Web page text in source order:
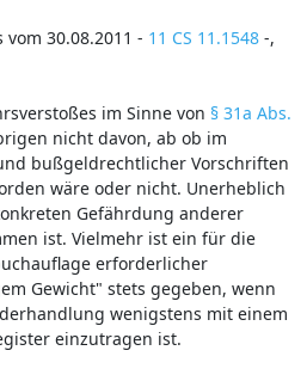
vom 30.08.2011 - 11 CS 11.1548-,
im Sinne von § 31a Abs.
nicht davon, ab ob im
bußgeldrechtlicher Vorschriften
wäre oder nicht. Unerheblich
Gefährdung anderer
ist. Vielmehr ist ein für die
erforderlicher
Gewicht" stets gegeben, wenn
wenigstens mit einem
einzutragen ist.